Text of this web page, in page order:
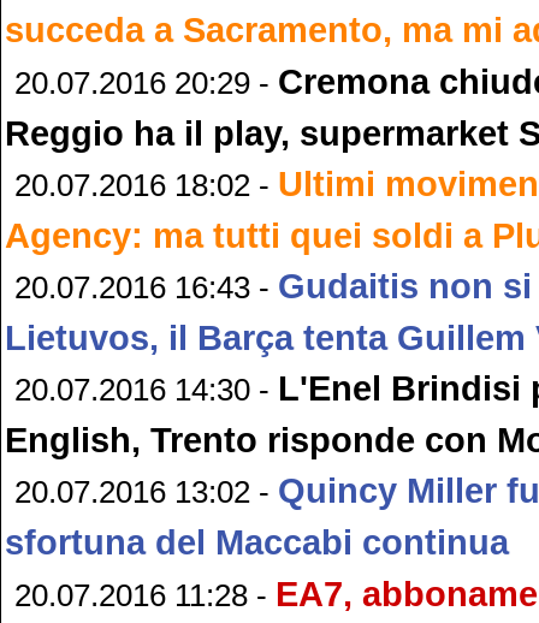
succeda a Sacramento, ma mi
20.07.2016 20:29 - Cremona
Reggio ha il play, supermarket
20.07.2016 18:02 - Ultimi
Agency: ma tutti quei soldi a
20.07.2016 16:43 - Gudaitis non
Lietuvos, il Barça tenta Guillem
20.07.2016 14:30 - L'Enel Brindisi
English, Trento risponde con
20.07.2016 13:02 - Quincy Miller
sfortuna del Maccabi continua
20.07.2016 11:28 - EA7,